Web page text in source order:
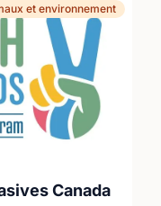
et environnement
Canada